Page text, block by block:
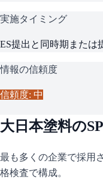
実施タイミング
ES提出と同時期または
情報の信頼度
信頼度: 中
大日本塗料の
最も多くの企業で採用
格検査で構成。